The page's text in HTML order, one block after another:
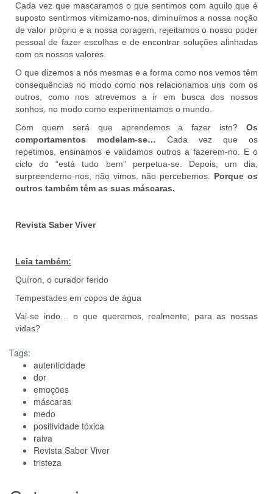
Cada vez que mascaramos o que sentimos com aquilo que é
suposto sentirmos vitimizamo-nos, diminuímos a nossa noção
de valor próprio e a nossa coragem, rejeitamos o nosso poder
pessoal de fazer escolhas e de encontrar soluções alinhadas
com os nossos valores.
O que dizemos a nós mesmas e a forma como nos vemos têm
consequências no modo como nos relacionamos uns com os
outros, como nos atrevemos a ir em busca dos nossos
sonhos, no modo como experimentamos o mundo.
Com quem será que aprendemos a fazer isto? Os
comportamentos modelam-se… Cada vez que os
repetimos, ensinamos e validamos outros a fazerem-no. E o
ciclo do “está tudo bem” perpetua-se. Depois, um dia,
surpreendemo-nos, não vimos, não percebemos. Porque os
outros também têm as suas máscaras.
Revista Saber Viver
Leia também:
Quíron, o curador ferido
Tempestades em copos de água
Vai-se indo… o que queremos, realmente, para as nossas
vidas?
Tags:
autenticidade
dor
emoções
máscaras
medo
positividade tóxica
raiva
Revista Saber Viver
tristeza